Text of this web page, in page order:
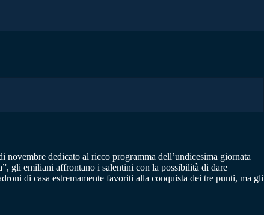
dedicato al ricco programma dell’undicesima giornata
gli emiliani affrontano i salentini con la possibilità di dare
di casa estremamente favoriti alla conquista dei tre punti, ma gli